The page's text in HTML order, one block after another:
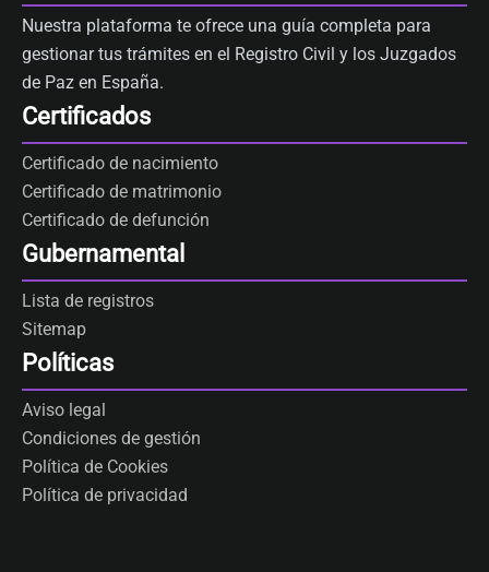
Nuestra plataforma te ofrece una guía completa para
gestionar tus trámites en el Registro Civil y los Juzgados
de Paz en España.
Certificados
Certificado de nacimiento
Certificado de matrimonio
Certificado de defunción
Gubernamental
Lista de registros
Sitemap
Políticas
Aviso legal
Condiciones de gestión
Política de Cookies
Política de privacidad